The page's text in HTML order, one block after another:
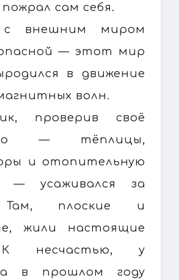
сам себя.
с внешним миром
— этот мир
в движение
волн.
проверив своё
— тёплицы,
и отопительную
— усаживался за
Там, плоские и
жили настоящие
несчастью, у
в прошлом году